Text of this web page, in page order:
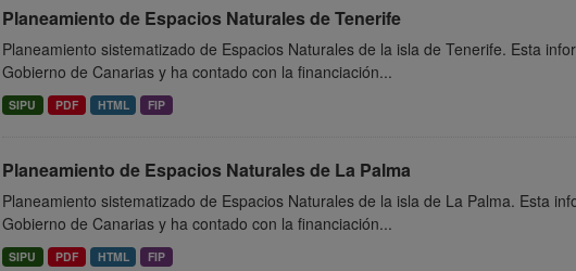
Planeamiento de Espacios Naturales de Tenerife
Planeamiento sistematizado de Espacios Naturales de la isla de Tenerife. Esta
Gobierno de Canarias y ha contado con la financiación...
SIPU PDF HTML FIP
Planeamiento de Espacios Naturales de La Palma
Planeamiento sistematizado de Espacios Naturales de la isla de La Palma. Esta
Gobierno de Canarias y ha contado con la financiación...
SIPU PDF HTML FIP